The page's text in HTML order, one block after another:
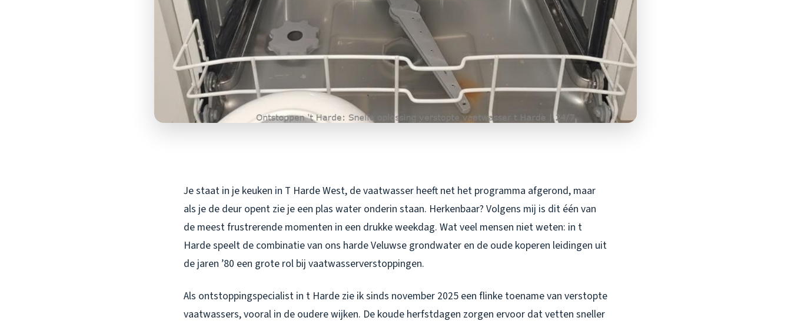
Je staat in je keuken in T Harde West, de vaatwasser heeft net het programma afgerond, maar
als je de deur opent zie je een plas water onderin staan. Herkenbaar? Volgens mij is dit één van
de meest frustrerende momenten in een drukke weekdag. Wat veel mensen niet weten: in t
Harde speelt de combinatie van ons harde Veluwse grondwater en de oude koperen leidingen uit
de jaren ’80 een grote rol bij vaatwasserverstoppingen.
Als ontstoppingspecialist in t Harde zie ik sinds november 2025 een flinke toename van verstopte
vaatwassers, vooral in de oudere wijken. De koude herfstdagen zorgen ervoor dat vetten sneller